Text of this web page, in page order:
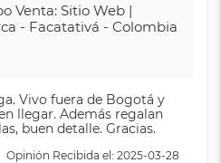
Venta: Sitio Web |
- Facatativá - Colombia
Vivo fuera de Bogotá y
llegar. Además regalan
buen detalle. Gracias.
Opinión Recibida el: 2025-03-28